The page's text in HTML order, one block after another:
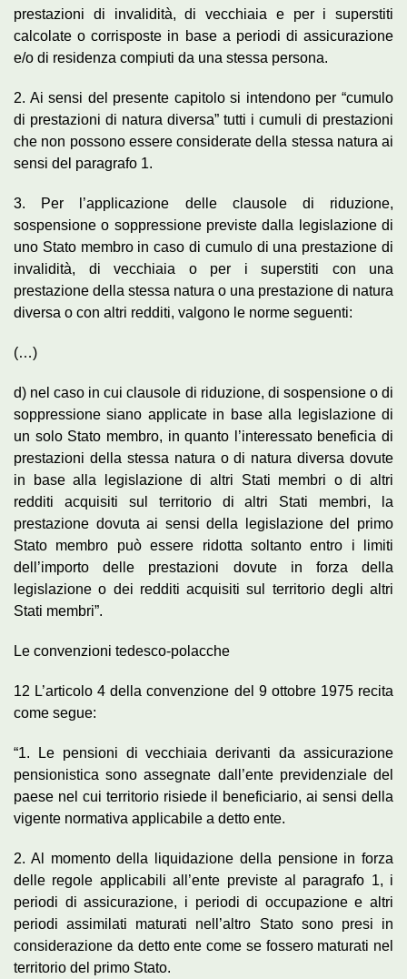
prestazioni di invalidità, di vecchiaia e per i superstiti
calcolate o corrisposte in base a periodi di assicurazione
e/o di residenza compiuti da una stessa persona.
2. Ai sensi del presente capitolo si intendono per “cumulo
di prestazioni di natura diversa” tutti i cumuli di prestazioni
che non possono essere considerate della stessa natura ai
sensi del paragrafo 1.
3. Per l’applicazione delle clausole di riduzione,
sospensione o soppressione previste dalla legislazione di
uno Stato membro in caso di cumulo di una prestazione di
invalidità, di vecchiaia o per i superstiti con una
prestazione della stessa natura o una prestazione di natura
diversa o con altri redditi, valgono le norme seguenti:
(…)
d) nel caso in cui clausole di riduzione, di sospensione o di
soppressione siano applicate in base alla legislazione di
un solo Stato membro, in quanto l’interessato beneficia di
prestazioni della stessa natura o di natura diversa dovute
in base alla legislazione di altri Stati membri o di altri
redditi acquisiti sul territorio di altri Stati membri, la
prestazione dovuta ai sensi della legislazione del primo
Stato membro può essere ridotta soltanto entro i limiti
dell’importo delle prestazioni dovute in forza della
legislazione o dei redditi acquisiti sul territorio degli altri
Stati membri”.
Le convenzioni tedesco-polacche
12 L’articolo 4 della convenzione del 9 ottobre 1975 recita
come segue:
“1. Le pensioni di vecchiaia derivanti da assicurazione
pensionistica sono assegnate dall’ente previdenziale del
paese nel cui territorio risiede il beneficiario, ai sensi della
vigente normativa applicabile a detto ente.
2. Al momento della liquidazione della pensione in forza
delle regole applicabili all’ente previste al paragrafo 1, i
periodi di assicurazione, i periodi di occupazione e altri
periodi assimilati maturati nell’altro Stato sono presi in
considerazione da detto ente come se fossero maturati nel
territorio del primo Stato.